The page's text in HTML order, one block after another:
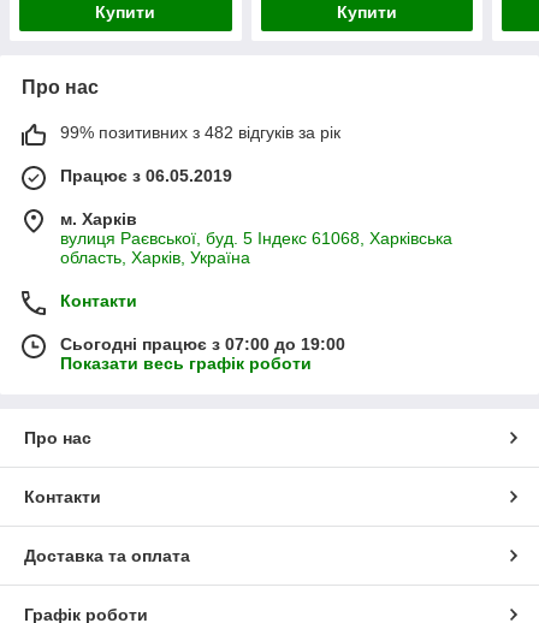
Купити Купити
Про нас
99% позитивних з 482 відгуків за рік
Працює з 06.05.2019
м. Харків
вулиця Раєвської, буд. 5 Індекс 61068, Харківська
область, Харків, Україна
Контакти
Сьогодні працює з 07:00 до 19:00
Показати весь графік роботи
Про нас
Контакти
Доставка та оплата
Графік роботи